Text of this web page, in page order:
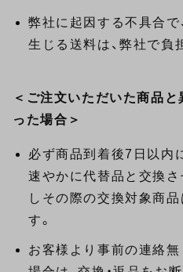
弊社に起因する不具合で
生じる送料は、弊社で負
＜ご注文いただいた商品
った場合＞
必ず商品到着後7日以内
速やかに代替品と交換
しその際の交換対象商
す。
お客様より事前の連絡